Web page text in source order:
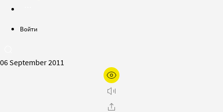
Войти
06 September 2011